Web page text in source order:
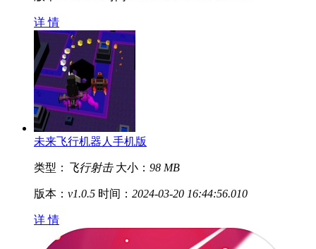
详 情
未来飞行机器人手机版
类型： 飞行射击 大小： 98 MB
版本： v1.0.5 时间： 2024-03-20 16:44:56.010
详 情